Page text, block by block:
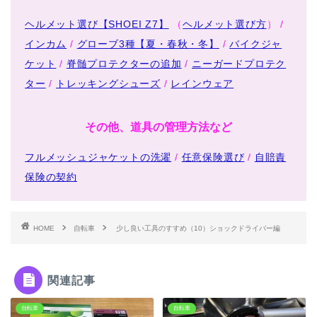
ヘルメット選び【SHOEI Z7】 （ヘルメット選び方） /
インカム / グローブ3種【夏・春秋・冬】 /バイクジャ
ケット / 脊髄プロテクターの追加 / ニーガードプロテク
ター / トレッキングシューズ / レインウェア
その他、道具の管理方法など
フルメッシュジャケットの洗濯 / 任意保険選び / 自賠責
保険の契約
HOME 自転車 少し良い工具のすすめ（10）ショックドライバー編
関連記事
自転車 自転車